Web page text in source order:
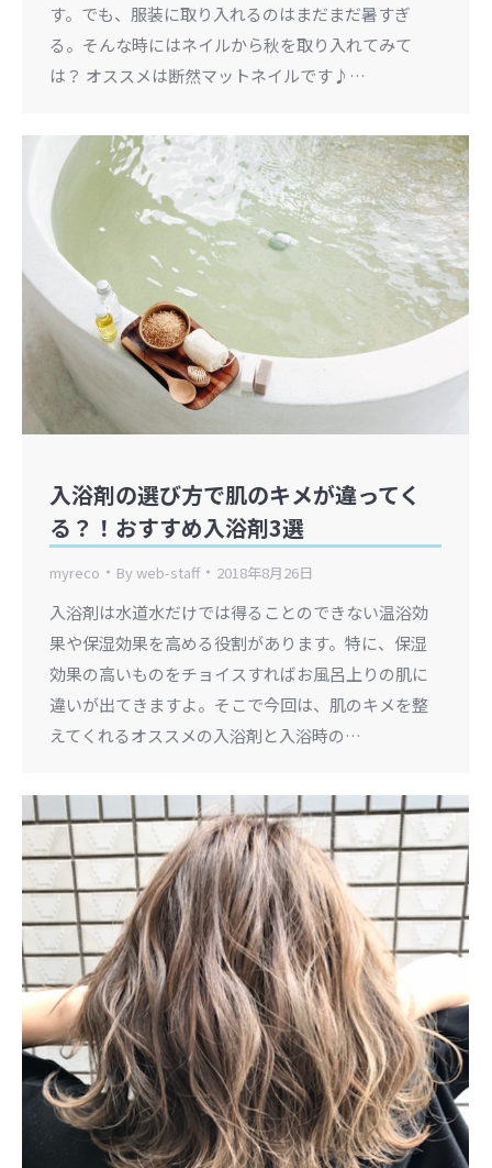
す。でも、服装に取り入れるのはまだまだ暑すぎ
る。そんな時にはネイルから秋を取り入れてみて
は？ オススメは断然マットネイルです♪…
入浴剤の選び方で肌のキメが違ってく
る？！おすすめ入浴剤3選
myreco Byweb-staff 2018年8月26日
入浴剤は水道水だけでは得ることのできない温浴効
果や保湿効果を高める役割があります。特に、保湿
効果の高いものをチョイスすればお風呂上りの肌に
違いが出てきますよ。そこで今回は、肌のキメを整
えてくれるオススメの入浴剤と入浴時の…